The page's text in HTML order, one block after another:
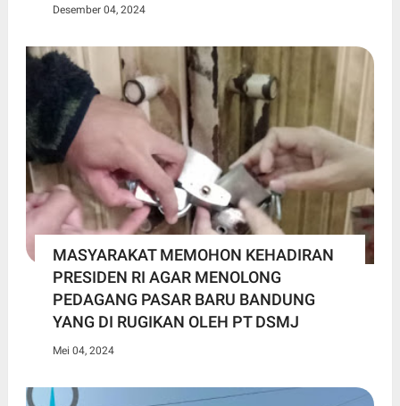
Desember 04, 2024
MASYARAKAT MEMOHON KEHADIRAN
PRESIDEN RI AGAR MENOLONG
PEDAGANG PASAR BARU BANDUNG
YANG DI RUGIKAN OLEH PT DSMJ
Mei 04, 2024